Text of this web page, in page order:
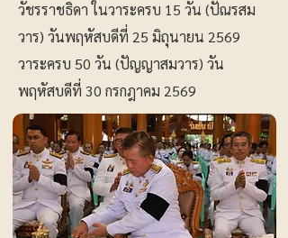
วัชรราชธิดา ในวาระครบ 15 วัน (ปัณรสม
วาร) วันพฤหัสบดีที่ 25 มิถุนายน 2569
วาระครบ 50 วัน (ปัญญาสมวาร) วัน
พฤหัสบดีที่ 30 กรกฎาคม 2569